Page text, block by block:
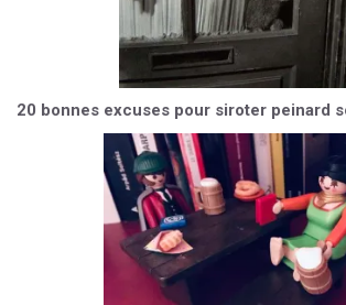
20 bonnes excuses pour siroter peinard